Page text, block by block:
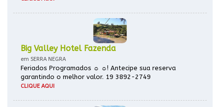
Big Valley Hotel Fazenda
em SERRA NEGRA
Feriados Programados ☼ ☼! Antecipe sua reserva
garantindo o melhor valor. 19 3892-2749
CLIQUE AQUI